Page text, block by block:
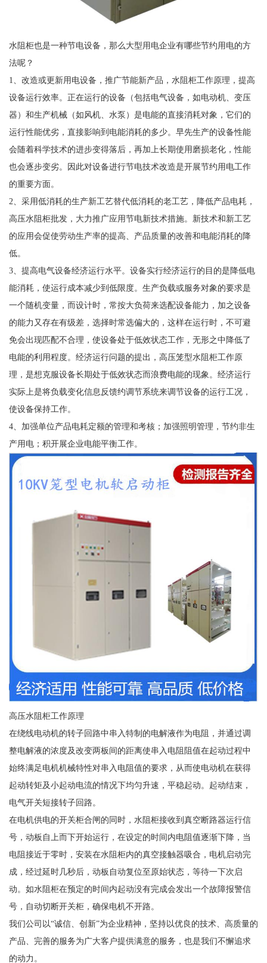
水阻柜也是一种节电设备，那么大型用电企业有哪些节约用电的方
法呢？
1、改造或更新用电设备，推广节能新产品，水阻柜工作原理，提高
设备运行效率。正在运行的设备（包括电气设备，如电动机、变压
器）和生产机械（如风机、水泵）是电能的直接消耗对象，它们的
运行性能优劣，直接影响到电能消耗的多少。早先生产的设备性能
会随着科学技术的进步变得落后，再加上长期使用磨损老化，性能
也会逐步变劣。因此对设备进行节电技术改造是开展节约用电工作
的重要方面。
2、采用低消耗的生产新工艺替代低消耗的老工艺，降低产品电耗，
高压水阻柜批发，大力推广应用节电新技术措施。新技术和新工艺
的应用会促使劳动生产率的提高、产品质量的改善和电能消耗的降
低。
3、提高电气设备经济运行水平。设备实行经济运行的目的是降低电
能消耗，使运行成本减少到低限度。生产负载或服务对象的要求是
一个随机变量，而设计时，常按大负荷来选配设备能力，加之设备
的能力又存在有级差，选择时常选偏大的，这样在运行时，不可避
免会出现匹配不合理，使设备处于低效状态工作，无形之中降低了
电能的利用程度。经济运行问题的提出，高压笼型水阻柜工作原
理，是想克服设备长期处于低效状态而浪费电能的现象。经济运行
实际上是将负载变化信息反馈约调节系统来调节设备的运行工况，
使设备保持工作。
4、加强单位产品电耗定额的管理和考核；加强照明管理，节约非生
产用电；积开展企业电能平衡工作。
高压水阻柜工作原理
在绕线电动机的转子回路中串入特制的电解液作为电阻，并通过调
整电解液的浓度及改变两板间的距离使串入电阻阻值在起动过程中
始终满足电机机械特性对串入电阻值的要求，从而使电动机在获得
起动转矩及小起动电流的情况下均匀升速，平稳起动。起动结束，
电气开关短接转子回路。
在电机供电的开关柜合闸的同时，水阻柜接收到真空断路器运行信
号，动板自上而下开始运行，在设定的时间内电阻值逐渐下降，当
电阻接近于零时，安装在水阻柜内的真空接触器吸合，电机启动完
成，经过延时几秒后，动板自动复位至原始状态，等待一下次启
动。如水阻柜在预定的时间内起动没有完成会发出一个故障报警信
号，自动切断开关柜，确保电机不开路。
我们公司以“诚信、创新”为企业精神，坚持以优良的技术、高质量的
产品、完善的服务为广大客户提供满意的服务，也是我们不懈追求
的动力。